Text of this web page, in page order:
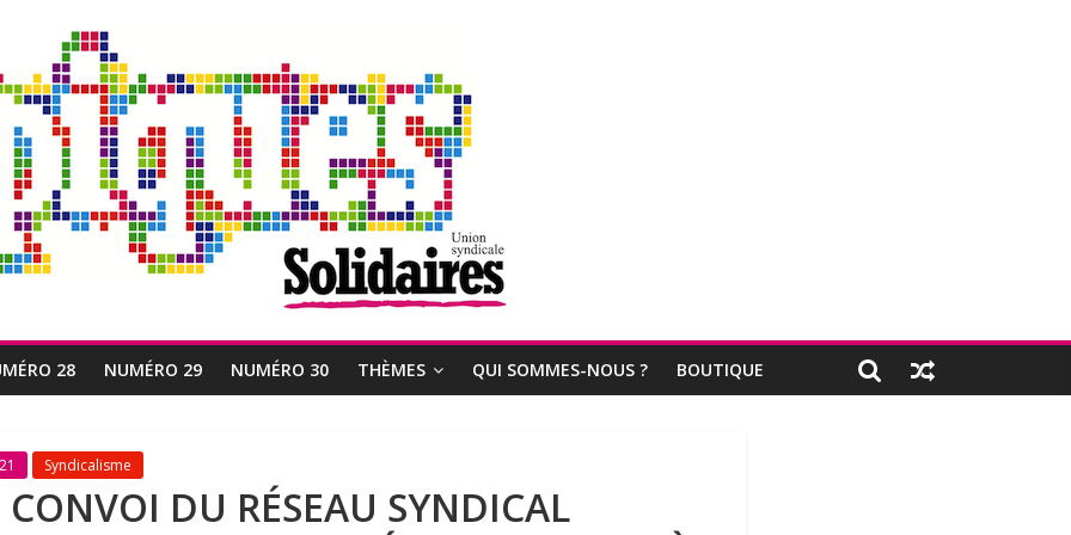
28 NUMÉRO 29 NUMÉRO 30 THÈMES QUI SOMMES-NOUS ? BOUTIQUE
Syndicalisme
DU RÉSEAU SYNDICAL